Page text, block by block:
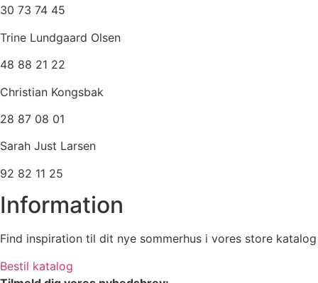
30 73 74 45
Trine Lundgaard Olsen
48 88 21 22
Christian Kongsbak
28 87 08 01
Sarah Just Larsen
92 82 11 25
Information
Find inspiration til dit nye sommerhus i vores store katalog
Bestil katalog